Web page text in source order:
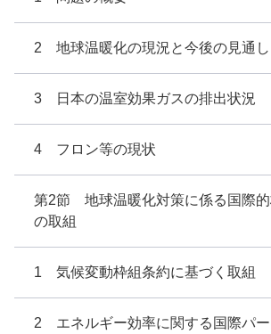
2 地球温暖化の現況と今後の見通し
3 日本の温室効果ガスの排出状況
4 フロン等の現状
第2節 地球温暖化対策に係る国際
の取組
1 気候変動枠組条約に基づく取組
2 エネルギー効率に関する国際パ